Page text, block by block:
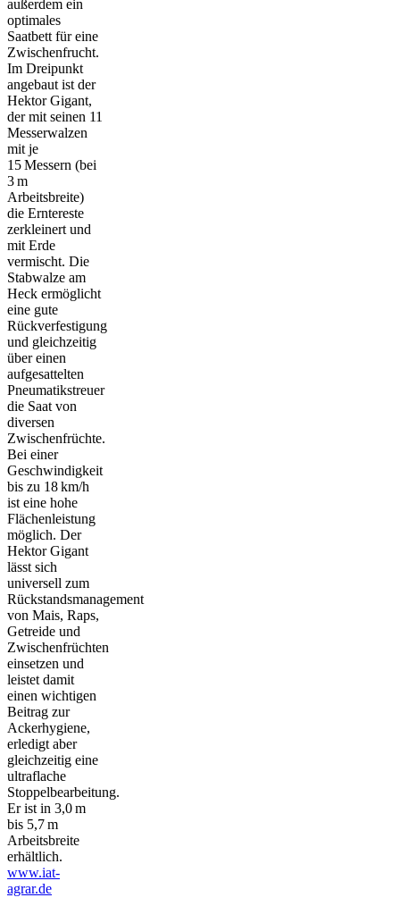
außerdem ein
optimales
Saatbett für eine
Zwischenfrucht.
Im Dreipunkt
angebaut ist der
Hektor Gigant,
der mit seinen 11
Messerwalzen
mit je
15 Messern (bei
3 m
Arbeitsbreite)
die Erntereste
zerkleinert und
mit Erde
vermischt. Die
Stabwalze am
Heck ermöglicht
eine gute
Rückverfestigung
und gleichzeitig
über einen
aufgesattelten
Pneumatikstreuer
die Saat von
diversen
Zwischenfrüchte.
Bei einer
Geschwindigkeit
bis zu 18 km/h
ist eine hohe
Flächenleistung
möglich. Der
Hektor Gigant
lässt sich
universell zum
Rückstandsmanagement
von Mais, Raps,
Getreide und
Zwischenfrüchten
einsetzen und
leistet damit
einen wichtigen
Beitrag zur
Ackerhygiene,
erledigt aber
gleichzeitig eine
ultraflache
Stoppelbearbeitung.
Er ist in 3,0 m
bis 5,7 m
Arbeitsbreite
erhältlich.
www.iat-
agrar.de